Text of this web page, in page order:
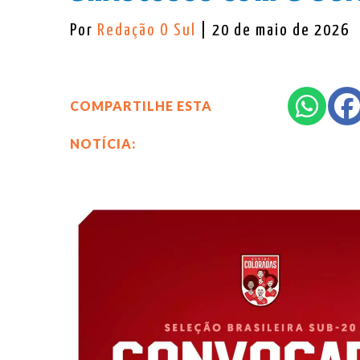
Por Redação O Sul | 20 de maio de 2026
COMPARTILHE ESTA
NOTÍCIA: